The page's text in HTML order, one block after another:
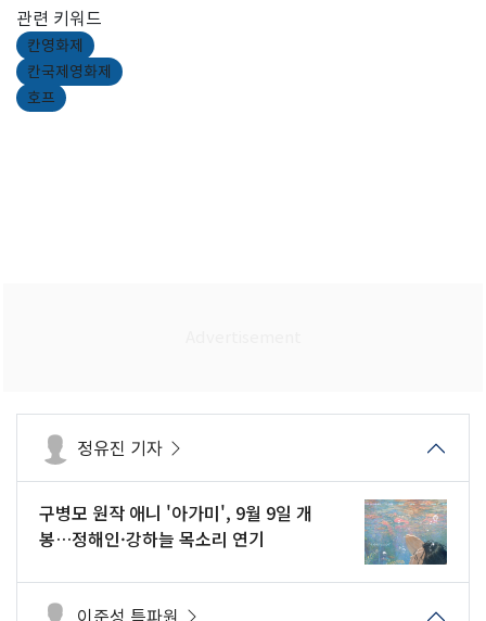
관련 키워드
칸영화제
칸국제영화제
호프
정유진 기자
구병모 원작 애니 '아가미', 9월 9일 개
봉…정해인·강하늘 목소리 연기